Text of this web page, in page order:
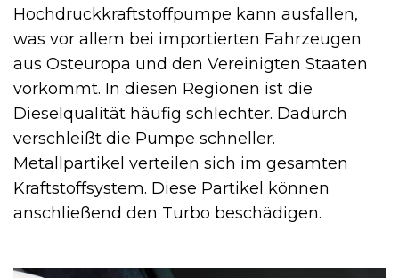
Hochdruckkraftstoffpumpe kann ausfallen,
was vor allem bei importierten Fahrzeugen
aus Osteuropa und den Vereinigten Staaten
vorkommt. In diesen Regionen ist die
Dieselqualität häufig schlechter. Dadurch
verschleißt die Pumpe schneller.
Metallpartikel verteilen sich im gesamten
Kraftstoffsystem. Diese Partikel können
anschließend den Turbo beschädigen.